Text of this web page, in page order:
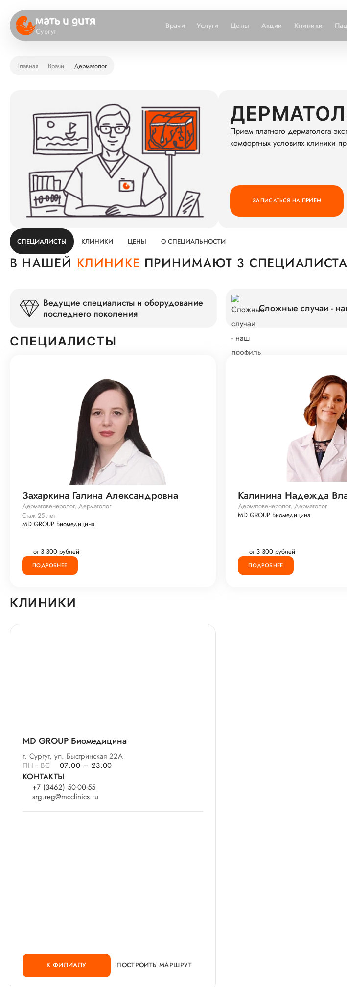
Сургут
Врачи Услуги Цены Акции Клиники
Главная Врачи Дерматолог
Прием платного дерматолога
комфортных условиях клиники
ЗАПИСАТЬСЯ НА ПРИЕМ
СПЕЦИАЛИСТЫ КЛИНИКИ ЦЕНЫ О СПЕЦИАЛЬНОСТИ
В НАШЕЙ КЛИНИКЕ ПРИНИМАЮТ 3 СПЕЦИАЛИСТА
Ведущие специалисты и оборудование
последнего поколения
Сложные случаи -
СПЕЦИАЛИСТЫ
Захаркина Галина Александровна
Дерматовенеролог, Дерматолог
Стаж 25 лет
MD GROUP Биомедицина
от 3 300 рублей
ПОДРОБНЕЕ
Калинина Надежда
Дерматовенеролог, Дерматолог
MD GROUP Биомедицина
от 3 300 рублей
ПОДРОБНЕЕ
КЛИНИКИ
MD GROUP Биомедицина
г. Сургут, ул. Быстринская 22А
ПН - ВС
07:00 – 23:00
КОНТАКТЫ
+7 (3462) 50-00-55
srg.reg@mcclinics.ru
К ФИЛИАЛУ ПОСТРОИТЬ МАРШРУТ